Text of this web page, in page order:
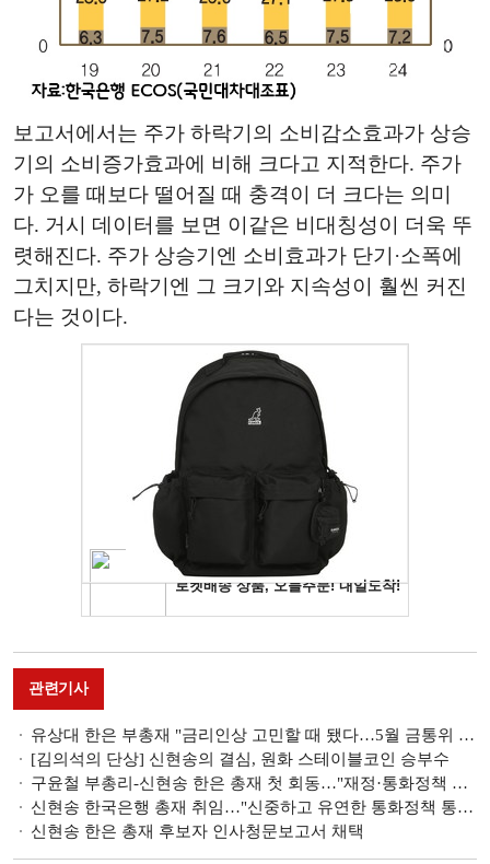
보고서에서는 주가 하락기의 소비감소효과가 상승
기의 소비증가효과에 비해 크다고 지적한다. 주가
가 오를 때보다 떨어질 때 충격이 더 크다는 의미
다. 거시 데이터를 보면 이같은 비대칭성이 더욱 뚜
렷해진다. 주가 상승기엔 소비효과가 단기·소폭에
그치지만, 하락기엔 그 크기와 지속성이 훨씬 커진
다는 것이다.
관련기사
유상대 한은 부총재 "금리인상 고민할 때 됐다…5월 금통위 시그널 가능"
[김의석의 단상] 신현송의 결심, 원화 스테이블코인 승부수
구윤철 부총리-신현송 한은 총재 첫 회동…"재정·통화정책 간 조화로운 운용 강화"
신현송 한국은행 총재 취임…"신중하고 유연한 통화정책 통해 물가·금융안정"(종합)
신현송 한은 총재 후보자 인사청문보고서 채택